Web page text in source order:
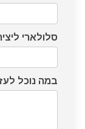
סלולארי
במה נוכל